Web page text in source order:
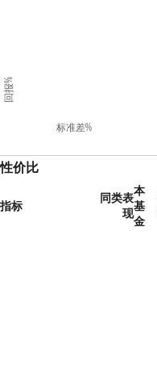
标准差%
回报%
性价比
指标
同类表
现
本
基
金